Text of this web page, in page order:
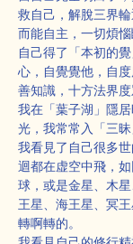
救自己，解脫三界
而能自主，一切煩
自己得了「本初的
心，自覺覺他，自
善知識，十方法界
我在「葉子湖」隱
光，我常常入「三
我看見了自己很多
迴都在虚空中飛，
球，或是金星、木
王星、海王星、冥王
轉啊轉的。